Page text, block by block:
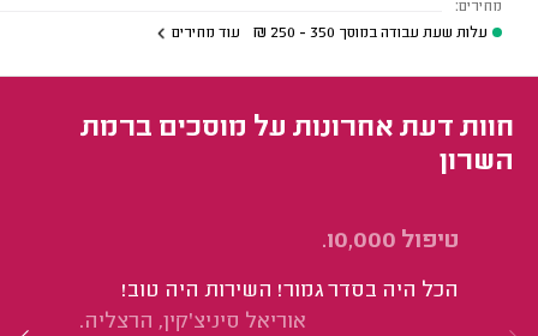
מחירים:
עלות שעת עבודה במוסך 350 - 250
₪ עוד מחירים
חוות דעת אחרונות על מוסכים ברמת
השרון
טיפול 10,000.
הכל היה בסדר גמור! השירות היה טוב!
אוריאל סיניצ'קין, הרצליה.